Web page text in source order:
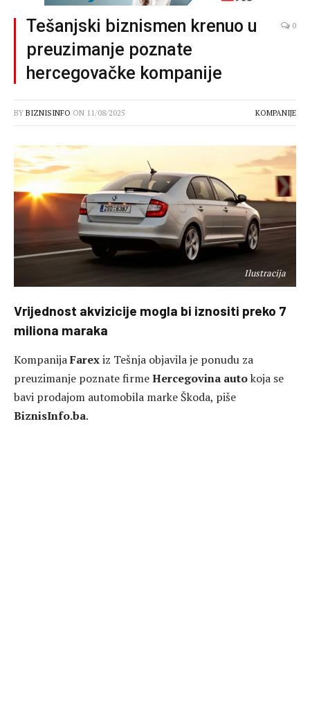
Tešanjski biznismen krenuo u
preuzimanje poznate
hercegovačke kompanije
0
BY BIZNISINFO ON 11/08/2025 KOMPANIJE
Ilustracija
Vrijednost akvizicije mogla bi iznositi preko 7
miliona maraka
KompanijaFarexiz Tešnja objavila je ponudu za
preuzimanje poznate firmeHercegovina autokoja se
bavi prodajom automobila marke Škoda, piše
BiznisInfo.ba.